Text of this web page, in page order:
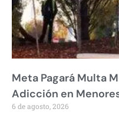
Meta Pagará Multa
Adicción en
6 de agosto, 2026